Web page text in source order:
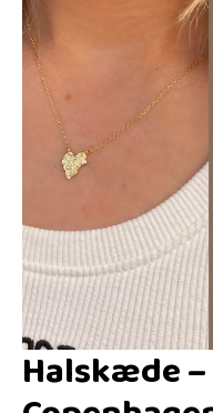
Halskæde –